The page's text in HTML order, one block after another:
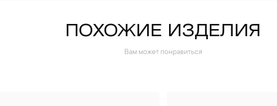
ПОХОЖИЕ ИЗДЕЛИЯ
Вам может понравиться